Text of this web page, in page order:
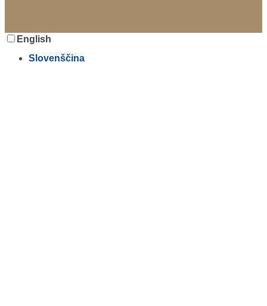
English
Slovenščina